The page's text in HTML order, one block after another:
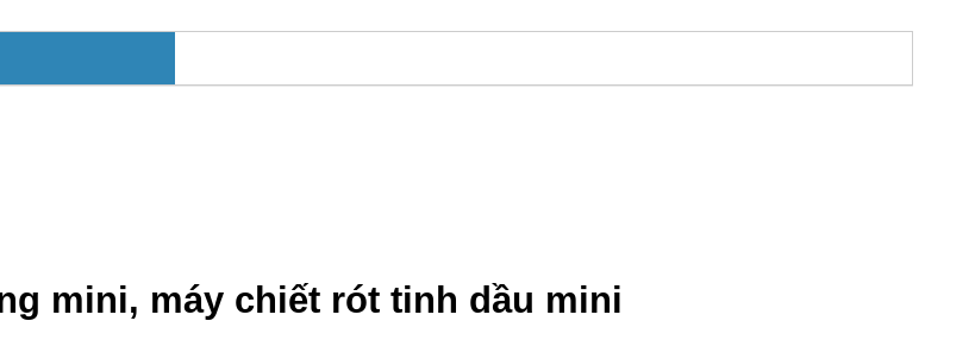
mini, máy chiết rót tinh dầu mini